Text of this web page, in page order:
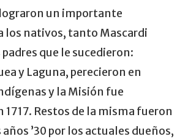
lograron un importante
los nativos, tanto Mascardi
que le sucedieron:
y Laguna, perecieron en
y la Misión fue
1717. Restos de la misma fueron
’30 por los actuales dueños,